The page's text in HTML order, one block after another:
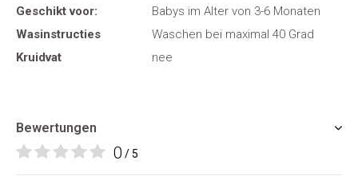
Geschikt voor:
Babys im Alter von 3-6 Monaten
Wasinstructies
Waschen bei maximal 40 Grad
Kruidvat
nee
Bewertungen
0 / 5